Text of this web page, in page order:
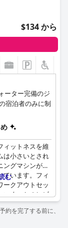
$134 から
ーター完備のジ
宿泊者のみに制
ィットネスを維
は小さいとされ
グマシンがあ
ています。フィ
ークアウトセッ
いくつかのレビ
するため、ジム
という指摘があ
で、ワークア
む
を完了する前に、